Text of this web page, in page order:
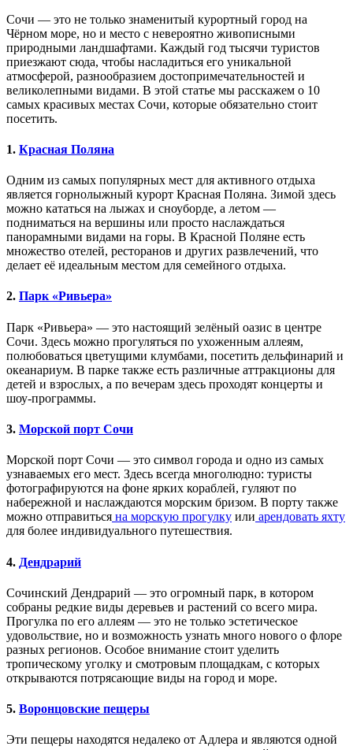
Сочи — это не только знаменитый курортный город на
Чёрном море, но и место с невероятно живописными
природными ландшафтами. Каждый год тысячи туристов
приезжают сюда, чтобы насладиться его уникальной
атмосферой, разнообразием достопримечательностей и
великолепными видами. В этой статье мы расскажем о 10
самых красивых местах Сочи, которые обязательно стоит
посетить.
1. Красная Поляна
Одним из самых популярных мест для активного отдыха
является горнолыжный курорт Красная Поляна. Зимой здесь
можно кататься на лыжах и сноуборде, а летом —
подниматься на вершины или просто наслаждаться
панорамными видами на горы. В Красной Поляне есть
множество отелей, ресторанов и других развлечений, что
делает её идеальным местом для семейного отдыха.
2. Парк «Ривьера»
Парк «Ривьера» — это настоящий зелёный оазис в центре
Сочи. Здесь можно прогуляться по ухоженным аллеям,
полюбоваться цветущими клумбами, посетить дельфинарий и
океанариум. В парке также есть различные аттракционы для
детей и взрослых, а по вечерам здесь проходят концерты и
шоу-программы.
3. Морской порт Сочи
Морской порт Сочи — это символ города и одно из самых
узнаваемых его мест. Здесь всегда многолюдно: туристы
фотографируются на фоне ярких кораблей, гуляют по
набережной и наслаждаются морским бризом. В порту также
можно отправиться на морскую прогулку или арендовать яхту
для более индивидуального путешествия.
4. Дендрарий
Сочинский Дендрарий — это огромный парк, в котором
собраны редкие виды деревьев и растений со всего мира.
Прогулка по его аллеям — это не только эстетическое
удовольствие, но и возможность узнать много нового о флоре
разных регионов. Особое внимание стоит уделить
тропическому уголку и смотровым площадкам, с которых
открываются потрясающие виды на город и море.
5. Воронцовские пещеры
Эти пещеры находятся недалеко от Адлера и являются одной